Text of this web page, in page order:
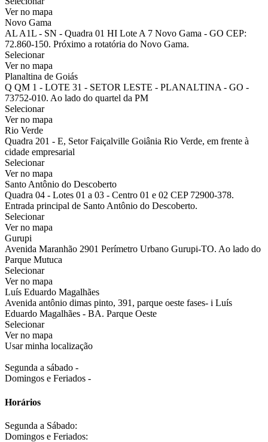
Ver no mapa
Novo Gama
AL A1L - SN - Quadra 01 HI Lote A 7 Novo Gama - GO CEP:
72.860-150. Próximo a rotatória do Novo Gama.
Selecionar
Ver no mapa
Planaltina de Goiás
Q QM 1 - LOTE 31 - SETOR LESTE - PLANALTINA - GO -
73752-010. Ao lado do quartel da PM
Selecionar
Ver no mapa
Rio Verde
Quadra 201 - E, Setor Faiçalville Goiânia Rio Verde, em frente à
cidade empresarial
Selecionar
Ver no mapa
Santo Antônio do Descoberto
Quadra 04 - Lotes 01 a 03 - Centro 01 e 02 CEP 72900-378.
Entrada principal de Santo Antônio do Descoberto.
Selecionar
Ver no mapa
Gurupi
Avenida Maranhão 2901 Perímetro Urbano Gurupi-TO. Ao lado do
Parque Mutuca
Selecionar
Ver no mapa
Luís Eduardo Magalhães
Avenida antônio dimas pinto, 391, parque oeste fases- i Luís
Eduardo Magalhães - BA. Parque Oeste
Selecionar
Ver no mapa
Usar minha localização
Segunda a sábado -
Domingos e Feriados -
Horários
Segunda a Sábado:
Domingos e Feriados: